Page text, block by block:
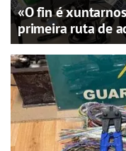
«O fin é
primeira ruta de